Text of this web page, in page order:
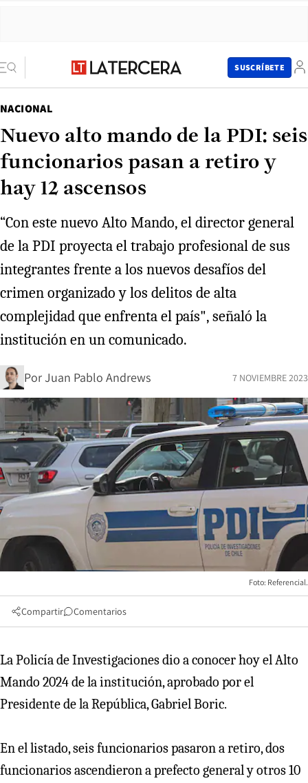
SUSCRÍBETE
NACIONAL
Nuevo alto mando de la PDI: seis
funcionarios pasan a retiro y
hay 12 ascensos
“Con este nuevo Alto Mando, el director general
de la PDI proyecta el trabajo profesional de sus
integrantes frente a los nuevos desafíos del
crimen organizado y los delitos de alta
complejidad que enfrenta el país", señaló la
institución en un comunicado.
PorJuan Pablo Andrews 7 NOVIEMBRE 2023
Foto: Referencial.
Compartir Comentarios
La Policía de Investigaciones dio a conocer hoy el Alto
Mando 2024 de la institución, aprobado por el
Presidente de la República, Gabriel Boric.
En el listado, seis funcionarios pasaron a retiro, dos
funcionarios ascendieron a prefecto general y otros 10